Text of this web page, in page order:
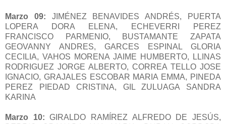
Marzo 09: JIMÉNEZ BENAVIDES ANDRÉS, PUERTA
LOPERA DORA ELENA, ECHEVERRI PEREZ
FRANCISCO PARMENIO, BUSTAMANTE ZAPATA
GEOVANNY ANDRES, GARCES ESPINAL GLORIA
CECILIA, VAHOS MORENA JAIME HUMBERTO, LLINAS
RODRIGUEZ JORGE ALBERTO, CORREA TELLO JOSE
IGNACIO, GRAJALES ESCOBAR MARIA EMMA, PINEDA
PEREZ PIEDAD CRISTINA, GIL ZULUAGA SANDRA
KARINA
Marzo 10: GIRALDO RAMÍREZ ALFREDO DE JESÚS,